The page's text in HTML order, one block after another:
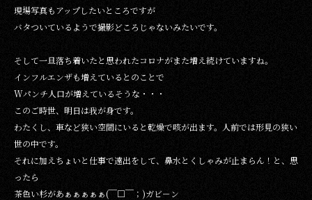
現場写真もアップしたいところですが
バタついているようで撮影どころじゃないみたいです。
そして一旦落ち着いたと思われたコロナがまた増え続けていますね。
インフルエンザも増えているとのことで
Wパンチ人口が増えているそうな・・・
このご時世、明日は我が身です。
わたくし、車など狭い空間にいると乾燥で咳が出ます。人前では形見の狭い
世の中です。
それに加えちょいと仕事で遠出をして、鼻水とくしゃみが止まらん！と、思
ったら
茶色い杉があぁぁぁぁぁ(￣□￣；)ガビ－ン